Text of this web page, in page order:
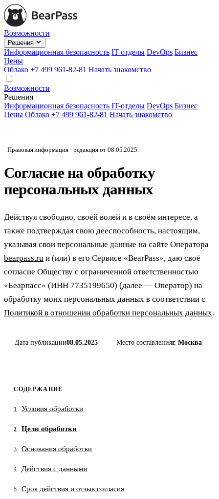
Возможности
Решения
Информационная безопасность IT-отделы DevOps Бизнес
Цены
Облако +7 499 961-82-81 Начать знакомство
Возможности
Решения
Информационная безопасность IT-отделы DevOps Бизнес
Цены Облако +7 499 961-82-81 Начать знакомство
Правовая информация · редакция от 08.05.2025
Согласие на обработку
персональных данных
Действуя свободно, своей волей и в своём интересе, а
также подтверждая свою дееспособность, настоящим,
указывая свои персональные данные на сайте Оператора
bearpass.ru и (или) в его Сервисе «BearPass», даю своё
согласие Обществу с ограниченной ответственностью
«Беарпасс» (ИНН 7735199650) (далее — Оператор) на
обработку моих персональных данных в соответствии с
Политикой в отношении обработки персональных данных.
Дата публикации08.05.2025 Место составленияг. Москва
СОДЕРЖАНИЕ
1 Условия обработки
2 Цели обработки
3 Основания обработки
4 Действия с данными
5 Срок действия и отзыв согласия